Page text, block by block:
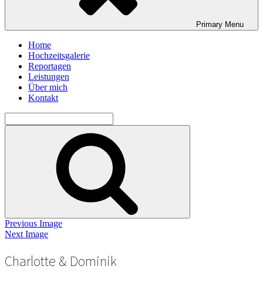
Primary Menu
Home
Hochzeitsgalerie
Reportagen
Leistungen
Über mich
Kontakt
for:
Previous Image
Next Image
Charlotte & Dominik